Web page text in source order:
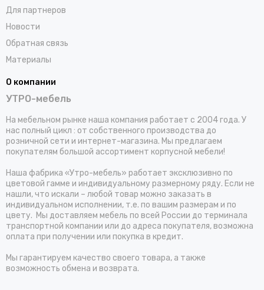
Для партнеров
Новости
Обратная связь
Материалы
О компании
УТРО-мебель
На мебельном рынке наша компания работает с 2004 года. У
нас полный цикл : от собственного производства до
розничной сети и интернет-магазина. Мы предлагаем
покупателям большой ассортимент корпусной мебели!
Наша фабрика «Утро-мебель» работает эксклюзивно по
цветовой гамме и индивидуальному размерному ряду. Если не
нашли, что искали – любой товар можно заказать в
индивидуальном исполнении, т.е. по вашим размерам и по
цвету. Мы доставляем мебель по всей России до терминала
транспортной компании или до адреса покупателя, возможна
оплата при получении или покупка в кредит.
Мы гарантируем качество своего товара, а также
возможность обмена и возврата.